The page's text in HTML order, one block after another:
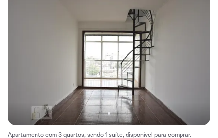
Apartamento com 3 quartos, sendo 1 suíte, disponível para comprar.